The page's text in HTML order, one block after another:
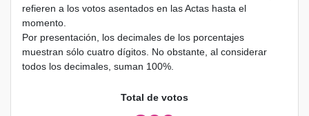
refieren a los votos asentados en las Actas hasta el
momento.
Por presentación, los decimales de los porcentajes
muestran sólo cuatro dígitos. No obstante, al considerar
todos los decimales, suman 100%.
Total de votos